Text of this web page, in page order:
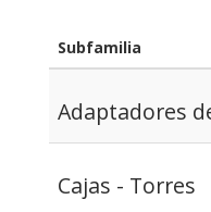
Subfamilia
Adaptadores
Cajas - Torres